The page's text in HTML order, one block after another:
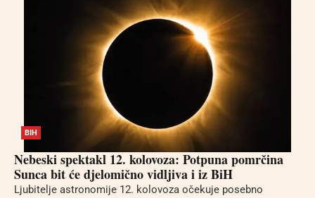
BIH
Nebeski spektakl 12. kolovoza: Potpuna pomrčina
Sunca bit će djelomično vidljiva i iz BiH
Ljubitelje astronomije 12. kolovoza očekuje posebno